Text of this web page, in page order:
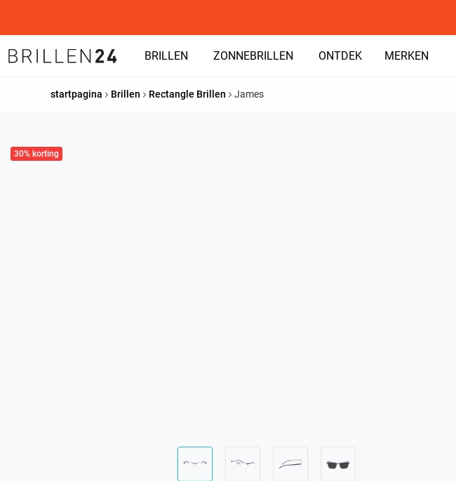
BRILLEN ZONNEBRILLEN ONTDEK MERKEN
startpagina Brillen Rectangle Brillen James
30% korting